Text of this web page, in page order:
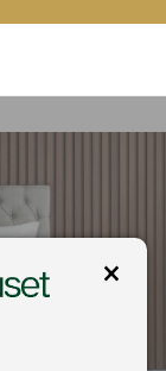
KIRJAUDU SISÄÄN